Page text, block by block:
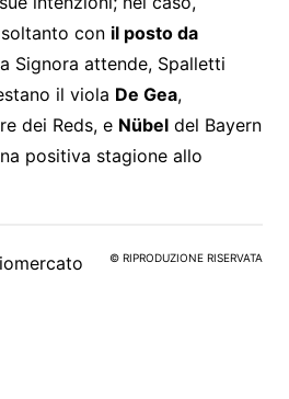
con il posto da
Signora attende, Spalletti
il viola De Gea,
dei Reds, e Nübeldel Bayern
positiva stagione allo
© RIPRODUZIONE RISERVATA